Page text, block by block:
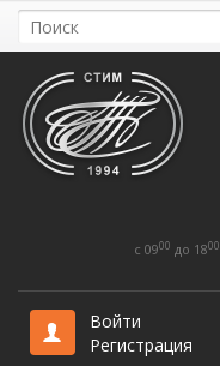
c 0900 до 1800
Войти
Регистрация